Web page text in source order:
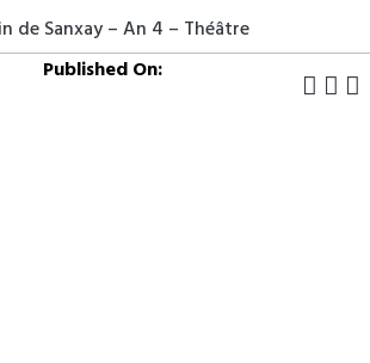
de Sanxay – An 4 – Théâtre
Published On: